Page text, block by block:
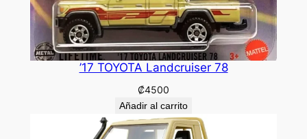
’17 TOYOTA Landcruiser 78
₡4500
Añadir al carrito